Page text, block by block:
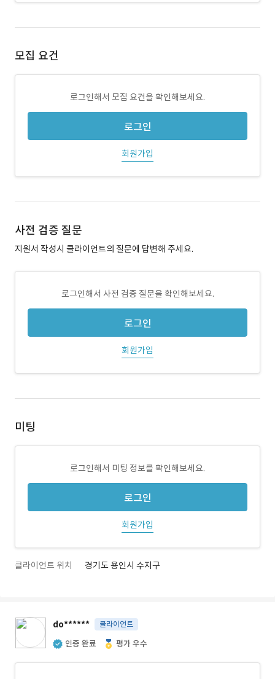
모집 요건
로그인해서 모집 요건을 확인해보세요.
로그인
회원가입
사전 검증 질문
지원서 작성시 클라이언트의 질문에 답변해 주세요.
로그인해서 사전 검증 질문을 확인해보세요.
로그인
회원가입
미팅
로그인해서 미팅 정보를 확인해보세요.
로그인
회원가입
클라이언트 위치 경기도 용인시 수지구
do****** 클라이언트
인증 완료 평가 우수